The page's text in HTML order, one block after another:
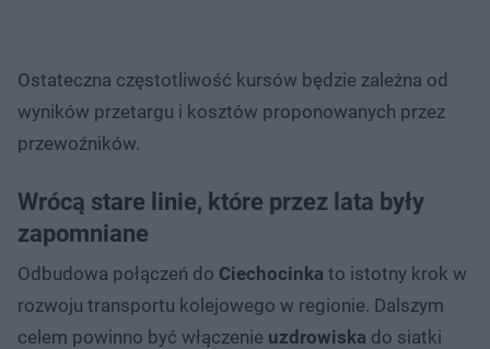
Ostateczna częstotliwość kursów będzie zależna od
wyników przetargu i kosztów proponowanych przez
przewoźników.
Wrócą stare linie, które przez lata były
zapomniane
Odbudowa połączeń do Ciechocinka to istotny krok w
rozwoju transportu kolejowego w regionie. Dalszym
celem powinno być włączenie uzdrowiska do siatki